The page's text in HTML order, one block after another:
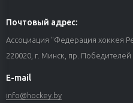
Почтовый адрес:
Ассоциация "Федерация хоккея
220020, г. Минск, пр. Победителей
E-mail
info@hockey.by